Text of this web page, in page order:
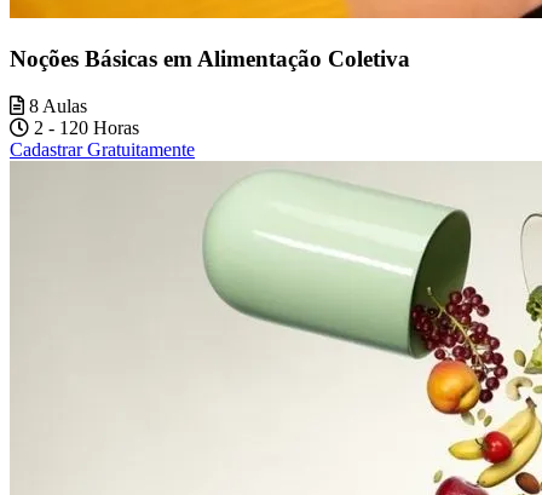
Noções Básicas em Alimentação Coletiva
8 Aulas
2 - 120 Horas
Cadastrar Gratuitamente